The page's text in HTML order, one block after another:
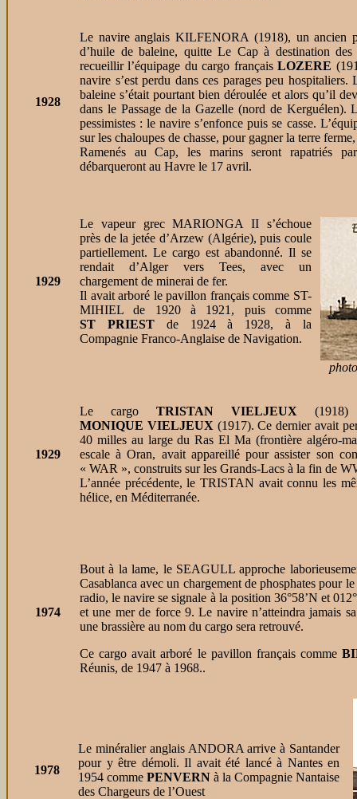
1928
Le navire anglais KILFENORA (1918), un ancien
d’huile de baleine, quitte Le Cap à destination
recueillir l’équipage du cargo françaisLOZERE
navire s’est perdu dans ces parages peu
baleine s’était pourtant bien déroulée et alors qu’il
dans le Passage de la Gazelle (nord de Kerguélen).
pessimistes : le navire s’enfonce puis se casse.
sur les chaloupes de chasse, pour gagner la terre
Ramenés au Cap, les marins seront rapatriés
débarqueront au Havre le 17 avril.
1929
Le vapeur grec MARIONGA II s’échoue
près de la jetée d’Arzew (Algérie), puis coule
partiellement. Le cargo est abandonné. Il se
rendait d’Alger vers Tees, avec un
chargement de minerai de fer.
Il avait arboré le pavillon français comme ST-
MIHIEL de 1920 à 1921, puis comme
ST PRIEST de 1924 à 1928, à la
Compagnie Franco-Anglaise de Navigation.
1929
Le cargo TRISTAN VIELJEUX (1918)
MONIQUE VIELJEUX (1917). Ce dernier avait
40 milles au large du Ras El Ma (frontière algéro-
escale à Oran, avait appareillé pour assister son
« WAR », construits sur les Grands-Lacs à la fin de
L’année précédente, le TRISTAN avait connu les
hélice, en Méditerranée.
1974
Bout à la lame, le SEAGULL approche
Casablanca avec un chargement de phosphates pour
radio, le navire se signale à la position 36°58’N et
et une mer de force 9. Le navire n’atteindra jamais
une brassière au nom du cargo sera retrouvé.
Ce cargo avait arboré le pavillon français comme
Réunis, de 1947 à 1968..
1978
Le minéralier anglais ANDORA arrive à Santander
pour y être démoli. Il avait été lancé à Nantes en
1954 comme PENVERN à la Compagnie Nantaise
des Chargeurs de l’Ouest